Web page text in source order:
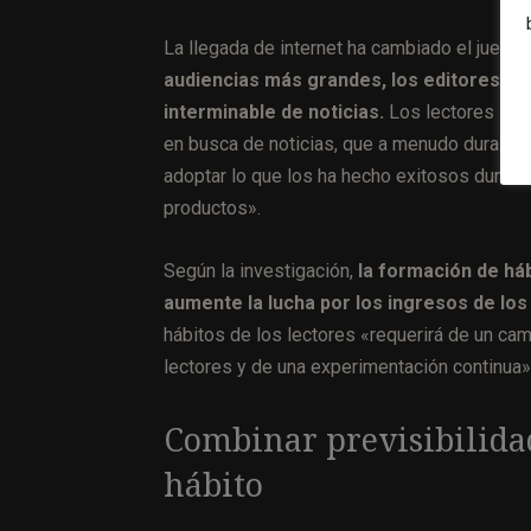
La llegada de internet ha cambiado el
audiencias más grandes, los editores
interminable de noticias. Los lectores
en busca de noticias, que a menudo dura
adoptar lo que los ha hecho exitosos
productos».
Según la investigación, la formación de
aumente la lucha por los ingresos de
hábitos de los lectores «requerirá de un
lectores y de una experimentación
Combinar
hábito